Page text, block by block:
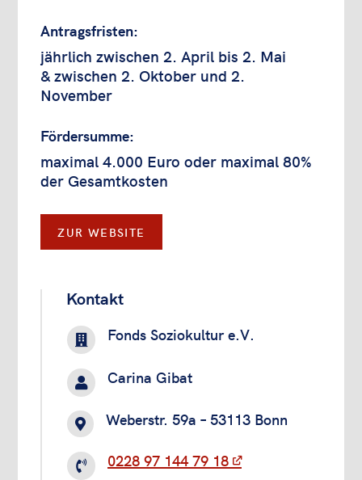
Antragsfristen:
jährlich zwischen 2. April bis 2. Mai
& zwischen 2. Oktober und 2.
November
Fördersumme:
maximal 4.000 Euro oder maximal 80%
der Gesamtkosten
ZUR WEBSITE
Kontakt
 Fonds Soziokultur e.V.
 Carina Gibat
 Weberstr. 59a – 53113 Bonn
 0228 97 144 79 18